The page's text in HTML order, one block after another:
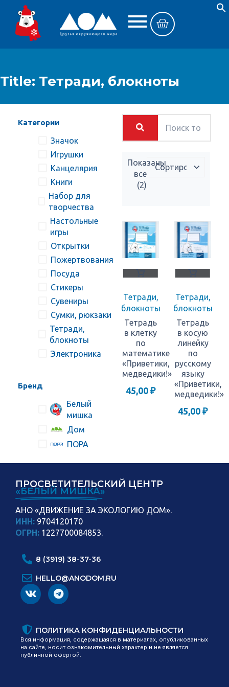
Title: Тетради, блокноты
Категории
Значок
Игрушки
Канцелярия
Книги
Набор для
творчества
Настольные
игры
Открытки
Пожертвования
Посуда
Стикеры
Сувениры
Сумки, рюкзаки
Тетради,
блокноты
Электроника
Бренд
Белый
мишка
Дом
ПОРА
Показаны
все
(2)
Тетради,
блокноты
Тетрадь
в клетку
по
математике
«Приветики,
медведики!»
45,00 ₽
Тетради,
блокноты
Тетрадь
в косую
линейку
по
русскому
языку
«Приветики,
медведики!»
45,00 ₽
ПРОСВЕТИТЕЛЬСКИЙ ЦЕНТР
«БЕЛЫЙ МИШКА»
АНО «ДВИЖЕНИЕ ЗА ЭКОЛОГИЮ ДОМ».
ИНН: 9704120170
ОГРН: 1227700084853.
8 (3919) 38-37-36
HELLO@ANODOM.RU
ПОЛИТИКА КОНФИДЕНЦИАЛЬНОСТИ
Вся информация, содержащаяся в материалах, опубликованных
на сайте, носит ознакомительный характер и не является
публичной офертой.